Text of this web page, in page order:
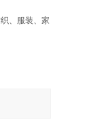
、服装、家